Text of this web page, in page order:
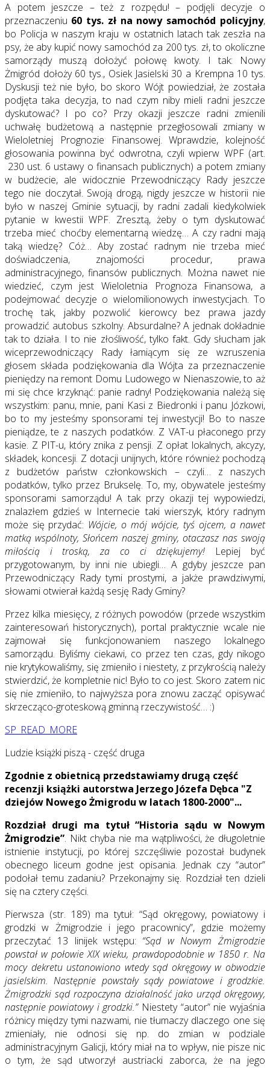
A potem jeszcze – też z rozpędu! – podjęli decyzje o
przeznaczeniu 60 tys. zł na nowy samochód policyjny,
bo Policja w naszym kraju w ostatnich latach tak zeszła na
psy, że aby kupić nowy samochód za 200 tys. zł, to okoliczne
samorządy muszą dołożyć połowę kwoty. I tak: Nowy
Żmigród dołoży 60 tys., Osiek Jasielski 30 a Krempna 10 tys.
Dyskusji też nie było, bo skoro Wójt powiedział, że została
podjęta taka decyzja, to nad czym niby mieli radni jeszcze
dyskutować? I po co? Przy okazji jeszcze radni zmienili
uchwałę budżetową a następnie przegłosowali zmiany w
Wieloletniej Prognozie Finansowej. Wprawdzie, kolejność
głosowania powinna być odwrotna, czyli wpierw WPF (art.
230 ust. 6 ustawy o finansach publicznych) a potem zmiany
w budżecie, ale widocznie Przewodniczący Rady jeszcze
tego nie doczytał. Swoją drogą, nigdy jeszcze w historii nie
było w naszej Gminie sytuacji, by radni zadali kiedykolwiek
pytanie w kwestii WPF. Zresztą, żeby o tym dyskutować
trzeba mieć choćby elementarną wiedzę… A czy radni mają
taką wiedzę? Cóż… Aby zostać radnym nie trzeba mieć
doświadczenia, znajomości procedur, prawa
administracyjnego, finansów publicznych. Można nawet nie
wiedzieć, czym jest Wieloletnia Prognoza Finansowa, a
podejmować decyzje o wielomilionowych inwestycjach. To
trochę tak, jakby pozwolić kierowcy bez prawa jazdy
prowadzić autobus szkolny. Absurdalne? A jednak dokładnie
tak to działa. I to nie złośliwość, tylko fakt. Gdy słucham jak
wiceprzewodniczący Rady łamiącym się ze wzruszenia
głosem składa podziękowania dla Wójta za przeznaczenie
pieniędzy na remont Domu Ludowego w Nienaszowie, to aż
mi się chce krzyknąć: panie radny! Podziękowania należą się
wszystkim: panu, mnie, pani Kasi z Biedronki i panu Józkowi,
bo to my jesteśmy sponsorami tej inwestycji! Bo to nasze
pieniądze, te z naszych podatków. Z VAT-u płaconego przy
kasie. Z PIT-u, który znika z pensji. Z opłat lokalnych, akcyzy,
składek, koncesji. Z dotacji unijnych, które również pochodzą
z budżetów państw członkowskich – czyli… z naszych
podatków, tylko przez Brukselę. To, my, obywatele jesteśmy
sponsorami samorządu! A tak przy okazji tej wypowiedzi,
znalazłem gdzieś w Internecie taki wierszyk, który radnym
może się przydać: Wójcie, o mój wójcie, tyś ojcem, a nawet
matką wspólnoty, Słońcem naszej gminy, otaczasz nas swoją
miłością i troską, za co ci dziękujemy! Lepiej być
przygotowanym, by inni nie ubiegli… A gdyby jeszcze pan
Przewodniczący Rady tymi prostymi, a jakże prawdziwymi,
słowami otwierał każdą sesję Rady Gminy?
Przez kilka miesięcy, z różnych powodów (przede wszystkim
zainteresowań historycznych), portal praktycznie wcale nie
zajmował się funkcjonowaniem naszego lokalnego
samorządu. Byliśmy ciekawi, co przez ten czas, gdy nikogo
nie krytykowaliśmy, się zmieniło i niestety, z przykrością należy
stwierdzić, że kompletnie nic! Było to co jest. Skoro zatem nic
się nie zmieniło, to najwyższa pora znowu zacząć opisywać
skrzecząco-groteskową gminną rzeczywistość… :)
SP_READ_MORE
Ludzie książki piszą - część druga
Zgodnie z obietnicą przedstawiamy drugą część
recenzji książki autorstwa Jerzego Józefa Dębca "Z
dziejów Nowego Żmigrodu w latach 1800-2000"...
Rozdział drugi ma tytuł “Historia sądu w Nowym
Żmigrodzie”. Nikt chyba nie ma wątpliwości, że długoletnie
istnienie instytucji, po której szczęśliwie pozostał budynek
obecnego liceum godne jest opisania. Jednak czy “autor”
podołał temu zadaniu? Przekonajmy się. Rozdział ten dzieli
się na cztery części.
Pierwsza (str. 189) ma tytuł: “Sąd okręgowy, powiatowy i
grodzki w Żmigrodzie i jego pracownicy”, gdzie możemy
przeczytać 13 linijek wstępu: “Sąd w Nowym Żmigrodzie
powstał w połowie XIX wieku, prawdopodobnie w 1850 r. Na
mocy dekretu ustanowiono wtedy sąd okręgowy w obwodzie
jasielskim. Następnie powstały sądy powiatowe i grodzkie.
Żmigrodzki sąd rozpoczyna działalność jako urząd okręgowy,
następnie powiatowy i grodzki.”Niestety “autor” nie wyjaśnia
różnicy między tymi nazwami, nie tłumaczy dlaczego one się
zmieniały, nie odnosi się np. do zmian w podziale
administracyjnym Galicji, który miał na to wpływ, nie pisze nic
o tym, że sąd utworzył austriacki zaborca, że na jego